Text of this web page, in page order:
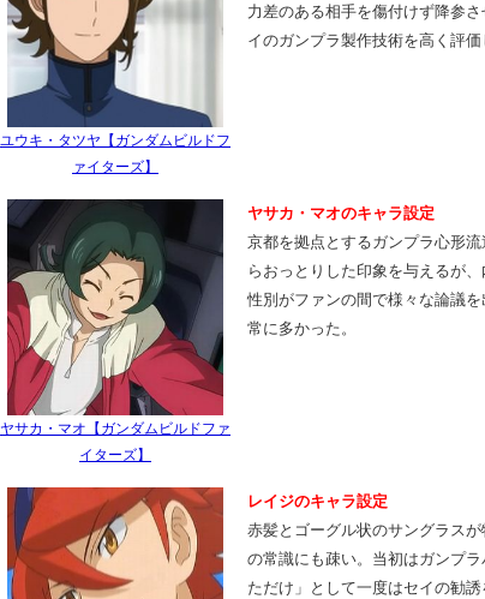
ユウキ・タツヤ【ガンダムビルドフ
ァイターズ】
力差のある相手を傷付けず降参
イのガンプラ製作技術を高く評価
ヤサカ・マオ【ガンダムビルドファ
イターズ】
ヤサカ・マオのキャラ設定
京都を拠点とするガンプラ心形
らおっとりした印象を与えるが
性別がファンの間で様々な論議
常に多かった。
レイジのキャラ設定
赤髪とゴーグル状のサングラス
の常識にも疎い。当初はガンプ
ただけ」として一度はセイの勧